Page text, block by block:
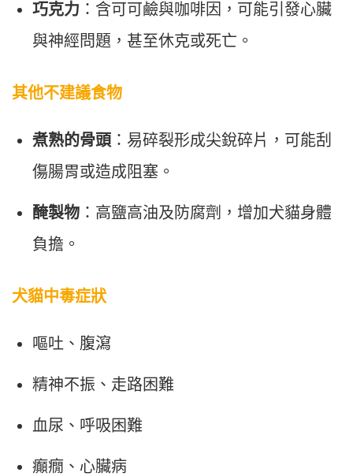
巧克力 ：含可可鹼與咖啡因，可能引發心臟
與神經問題，甚至休克或死亡。
其他不建議食物
煮熟的骨頭 ：易碎裂形成尖銳碎片，可能刮
傷腸胃或造成阻塞。
醃製物 ：高鹽高油及防腐劑，增加犬貓身體
負擔。
犬貓中毒症狀
嘔吐、腹瀉
精神不振、走路困難
血尿、呼吸困難
癲癇、心臟病